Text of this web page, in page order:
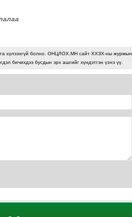
хүлээхгүй болно. ОНЦЛОХ.МН сайт ХХЗХ-ны журмын
бичихдээ бусдын эрх ашгийг хүндэтгэн үзнэ үү.